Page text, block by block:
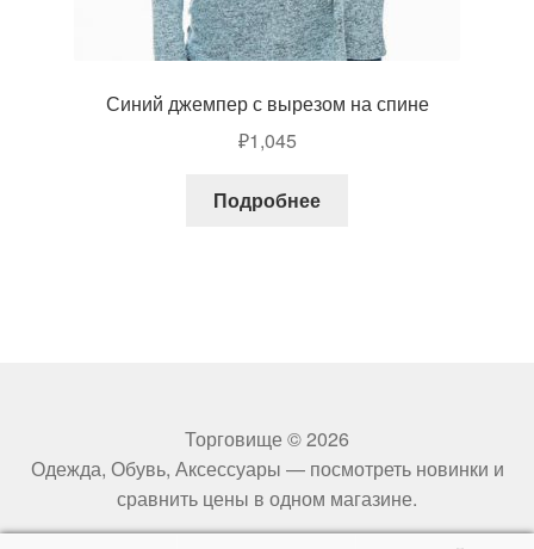
Синий джемпер с вырезом на спине
₽1,045
Подробнее
Торговище © 2026
Одежда, Обувь, Аксессуары — посмотреть новинки и
сравнить цены в одном магазине.